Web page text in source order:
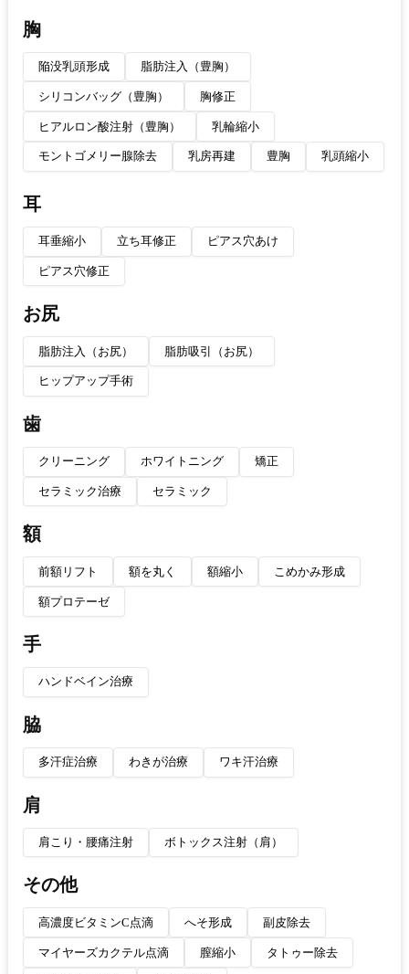
胸
陥没乳頭形成 脂肪注入（豊胸）
シリコンバッグ（豊胸） 胸修正
ヒアルロン酸注射（豊胸） 乳輪縮小
モントゴメリー腺除去 乳房再建 豊胸 乳頭縮小
耳
耳垂縮小 立ち耳修正 ピアス穴あけ
ピアス穴修正
お尻
脂肪注入（お尻） 脂肪吸引（お尻）
ヒップアップ手術
歯
クリーニング ホワイトニング 矯正
セラミック治療 セラミック
額
前額リフト 額を丸く 額縮小 こめかみ形成
額プロテーゼ
手
ハンドベイン治療
脇
多汗症治療 わきが治療 ワキ汗治療
肩
肩こり・腰痛注射 ボトックス注射（肩）
その他
高濃度ビタミンC点滴 へそ形成 副皮除去
マイヤーズカクテル点滴 膣縮小 タトゥー除去